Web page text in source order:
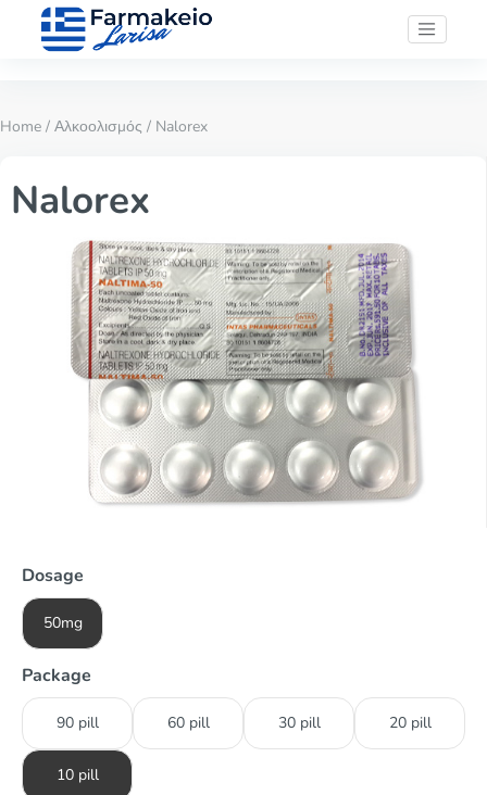
Home / Αλκοολισμός / Nalorex
Nalorex
Dosage
50mg
Package
90 pill 60 pill 30 pill 20 pill
10 pill